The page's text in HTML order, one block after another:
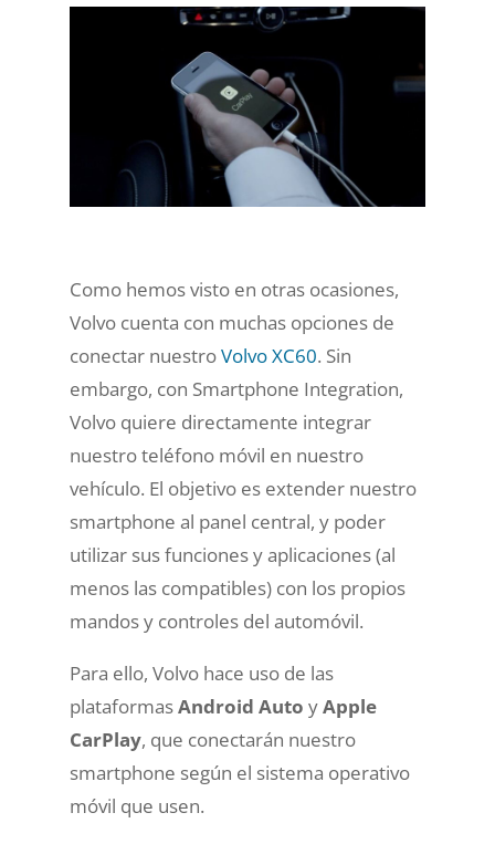
Como hemos visto en otras ocasiones,
Volvo cuenta con muchas opciones de
conectar nuestroVolvo XC60. Sin
embargo, con Smartphone Integration,
Volvo quiere directamente integrar
nuestro teléfono móvil en nuestro
vehículo. El objetivo es extender nuestro
smartphone al panel central, y poder
utilizar sus funciones y aplicaciones (al
menos las compatibles) con los propios
mandos y controles del automóvil.
Para ello, Volvo hace uso de las
plataformasAndroid Auto yApple
CarPlay, que conectarán nuestro
smartphone según el sistema operativo
móvil que usen.